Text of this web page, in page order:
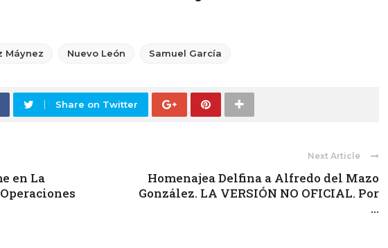
Máynez Nuevo León Samuel García
Share on Twitter
en La
Next Article
Homenajea Delfina a Alfredo del Mazo
González. LA VERSIÓN NO OFICIAL. Por
...